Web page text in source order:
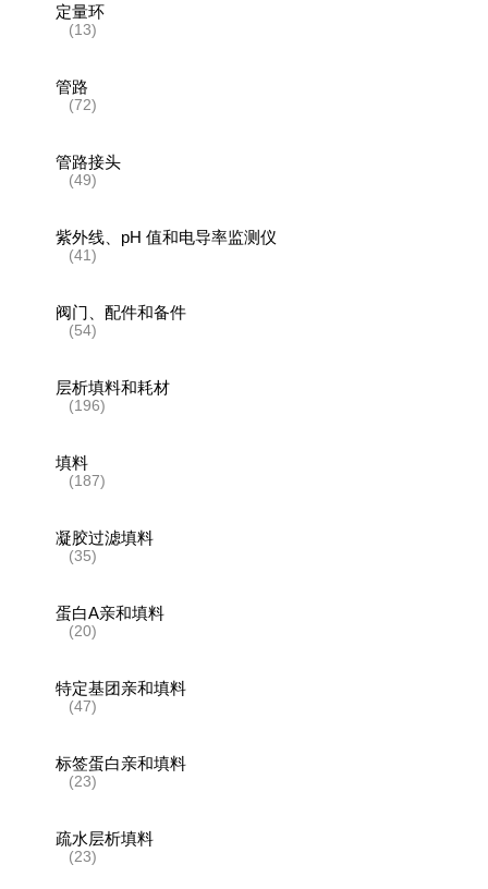
定量环
(13)
管路
(72)
管路接头
(49)
紫外线、pH 值和电导率监测仪
(41)
阀门、配件和备件
(54)
层析填料和耗材
(196)
填料
(187)
凝胶过滤填料
(35)
蛋白A亲和填料
(20)
特定基团亲和填料
(47)
标签蛋白亲和填料
(23)
疏水层析填料
(23)